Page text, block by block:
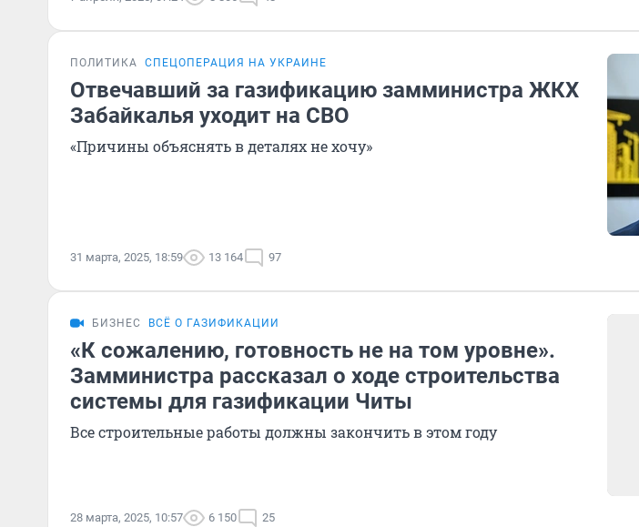
ПОЛИТИКА СПЕЦОПЕРАЦИЯ НА УКРАИНЕ
Отвечавший за газификацию замминистра ЖКХ
Забайкалья уходит на СВО
«Причины объяснять в деталях не хочу»
31 марта, 2025, 18:59 13 164 97
БИЗНЕС ВСЁ О ГАЗИФИКАЦИИ
«К сожалению, готовность не на том уровне».
Замминистра рассказал о ходе строительства
системы для газификации Читы
Все строительные работы должны закончить в этом году
28 марта, 2025, 10:57 6 150 25